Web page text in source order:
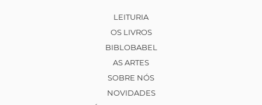
LEITURIA
OS LIVROS
BIBLOBABEL
AS ARTES
SOBRE NÓS
NOVIDADES